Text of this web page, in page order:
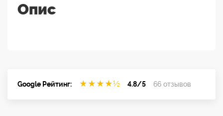
Опис
Google Рейтинг: ★ ★ ★ ★½ 4.8/5 66 отзывов